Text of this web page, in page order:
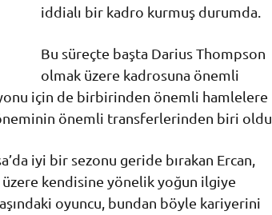
iddialı bir kadro kurmuş durumda.
Bu süreçte başta Darius Thompson
olmak üzere kadrosuna önemli
için de birbirinden önemli hamlelere
önemli transferlerinden biri oldu.
iyi bir sezonu geride bırakan Ercan,
kendisine yönelik yoğun ilgiye
oyuncu, bundan böyle kariyerini